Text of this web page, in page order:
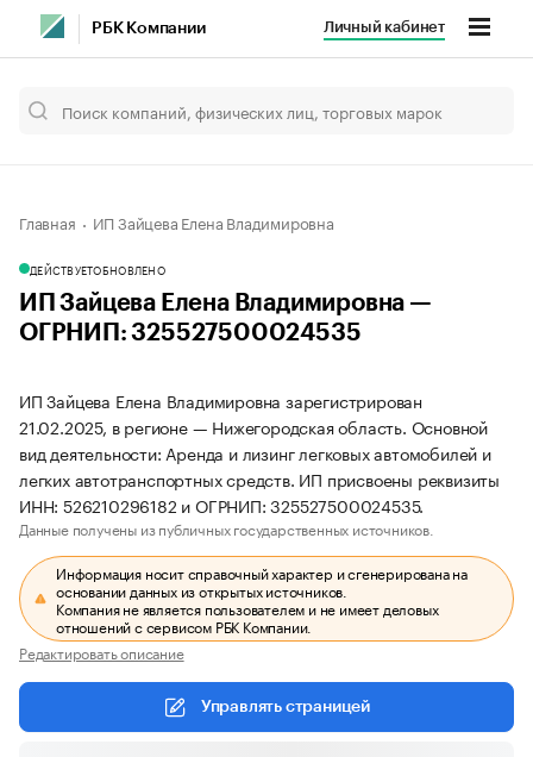
РБК Компании Личный кабинет
Главная ИП Зайцева Елена Владимировна
ДЕЙСТВУЕТОБНОВЛЕНО
ИП Зайцева Елена Владимировна —
ОГРНИП: 325527500024535
ИП Зайцева Елена Владимировна зарегистрирован
21.02.2025, в регионе — Нижегородская область. Основной
вид деятельности: Аренда и лизинг легковых автомобилей и
легких автотранспортных средств. ИП присвоены реквизиты
ИНН: 526210296182 и ОГРНИП: 325527500024535.
Данные получены из публичных государственных источников.
Информация носит справочный характер и сгенерирована на
основании данных из открытых источников.
Компания не является пользователем и не имеет деловых
отношений с сервисом РБК Компании.
Редактировать описание
Управлять страницей